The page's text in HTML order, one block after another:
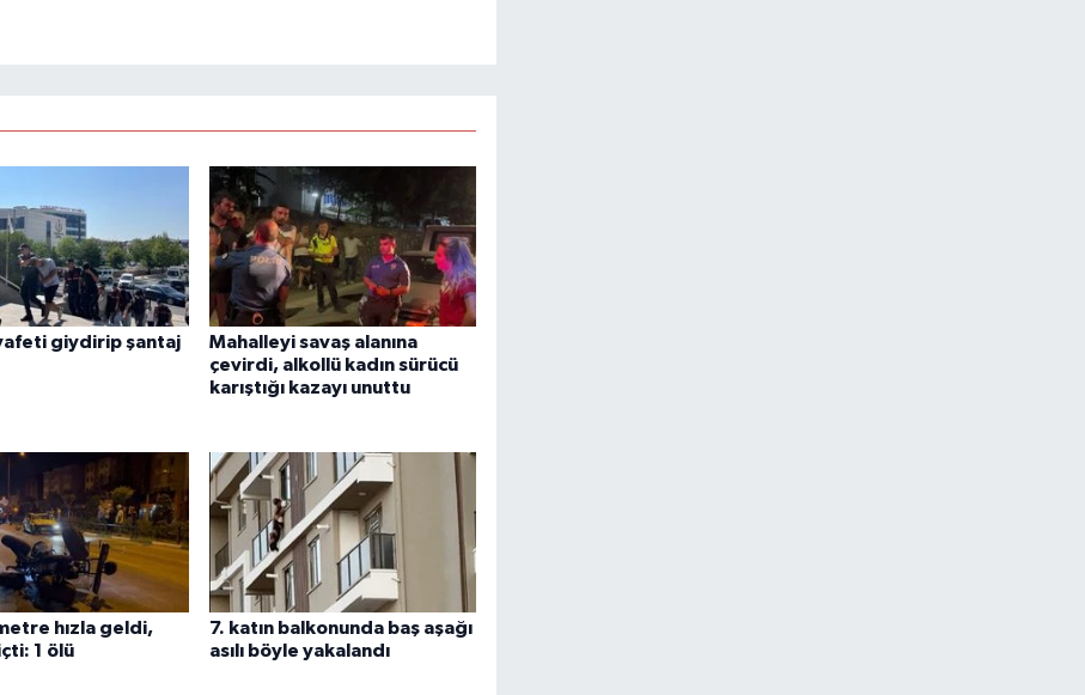
giydirip şantaj
Mahalleyi savaş alanına
çevirdi, alkollü kadın sürücü
karıştığı kazayı unuttu
hızla geldi,
1 ölü
7. katın balkonunda baş aşağı
asılı böyle yakalandı